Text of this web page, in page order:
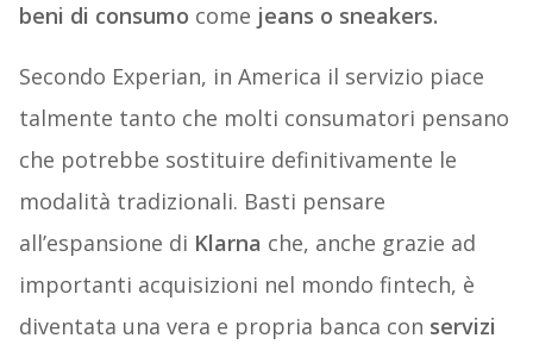
beni di consumo come jeans o sneakers.
Secondo Experian, in America il servizio piace
talmente tanto che molti consumatori pensano
che potrebbe sostituire definitivamente le
modalità tradizionali. Basti pensare
all’espansione di Klarna che, anche grazie ad
importanti acquisizioni nel mondo fintech, è
diventata una vera e propria banca con servizi